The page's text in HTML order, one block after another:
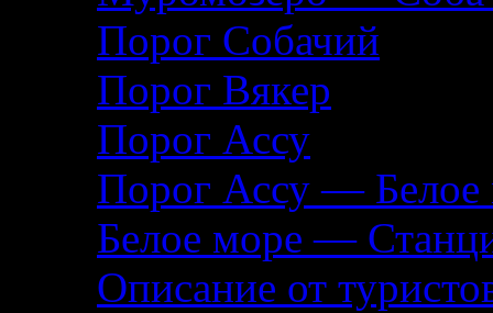
Порог Собачий
Порог Вякер
Порог Ассу
Порог Ассу — Белое
Белое море —
Описание от